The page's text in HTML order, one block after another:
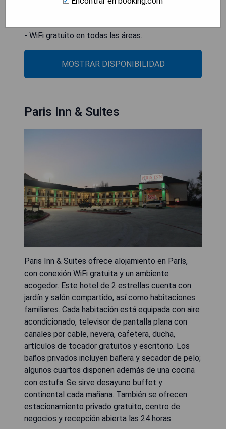
- WiFi gratuito en todas las áreas.
MOSTRAR DISPONIBILIDAD
Paris Inn & Suites
Paris Inn & Suites ofrece alojamiento en París,
con conexión WiFi gratuita y un ambiente
acogedor. Este hotel de 2 estrellas cuenta con
jardín y salón compartido, así como habitaciones
familiares. Cada habitación está equipada con aire
acondicionado, televisor de pantalla plana con
canales por cable, nevera, cafetera, ducha,
artículos de tocador gratuitos y escritorio. Los
baños privados incluyen bañera y secador de pelo;
algunos cuartos disponen además de una cocina
con estufa. Se sirve desayuno buffet y
continental cada mañana. También se ofrecen
estacionamiento privado gratuito, centro de
negocios y recepción abierta las 24 horas.